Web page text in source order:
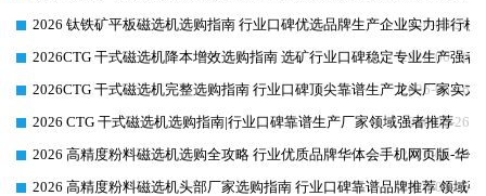
2026-06-26
2026 钛铁矿平板磁选机选购指南 行业口碑优选品牌生产企业实力排行榜
2026-06-26
2026CTG 干式磁选机降本增效选购指南 选矿行业口碑稳定专业生产强者
2026-06-26
2026CTG 干式磁选机完整选购指南 行业口碑顶尖靠谱生产龙头厂家实力
2026-06-26
2026 CTG 干式磁选机选购指南|行业口碑靠谱生产厂家领域强者推荐
2026-06-26
2026 高精度粉料磁选机选购全攻略 行业优质品牌华体会手机网页版-华
2026-06-26
2026 高精度粉料磁选机头部厂家选购指南 行业口碑靠谱品牌推荐 领域